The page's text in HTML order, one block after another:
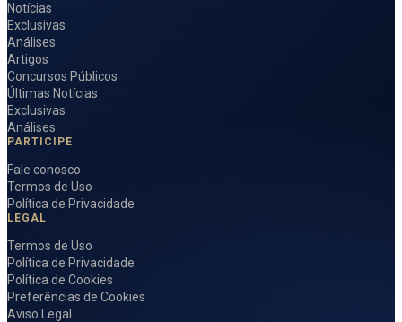
Notícias
Exclusivas
Análises
Artigos
Concursos Públicos
Últimas Notícias
Exclusivas
Análises
PARTICIPE
Fale conosco
Termos de Uso
Política de Privacidade
LEGAL
Termos de Uso
Política de Privacidade
Política de Cookies
Preferências de Cookies
Aviso Legal